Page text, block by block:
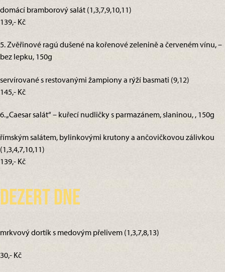
domácí bramborový salát (1,3,7,9,10,11)
139,- Kč
5. Zvěřinové ragú dušené na kořenové zelenině a červeném vínu, –
bez lepku, 150g
servírované s restovanými žampiony a rýží basmati (9,12)
145,- Kč
6. „Caesar salát“ – kuřecí nudličky s parmazánem, slaninou, , 150g
římským salátem, bylinkovými krutony a ančovičkovou zálivkou
(1,3,4,7,10,11)
139,- Kč
Dezert dne
mrkvový dortík s medovým přelivem (1,3,7,8,13)
30,- Kč